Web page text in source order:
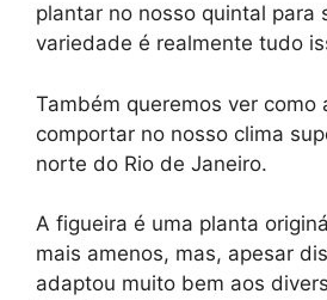
plantar no nosso quintal para
variedade é realmente tudo
Também queremos ver como
comportar no nosso clima
norte do Rio de Janeiro.
A figueira é uma planta
mais amenos, mas, apesar
adaptou muito bem aos